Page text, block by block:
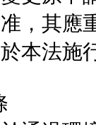
，其應
本法施